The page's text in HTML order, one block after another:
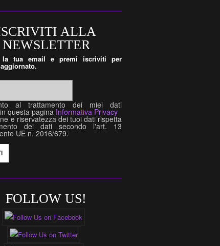
ALLA
NEWSLETTER
la tua email e premi iscriviti per
al trattamento dei miei dati
questa pagina Informativa Privacy
e riservatezza dei tuoi dati rispetta
dei dati secondo l'art. 13
UE n. 2016/679.
FOLLOW US!